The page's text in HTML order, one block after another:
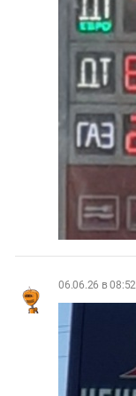
06.06.26 в 08:52